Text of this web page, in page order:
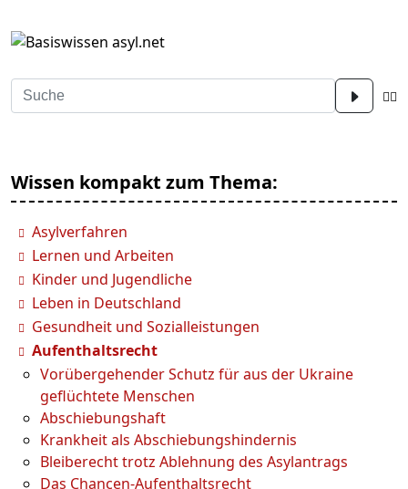
Wissen kompakt zum Thema:
Asylverfahren
Lernen und Arbeiten
Kinder und Jugendliche
Leben in Deutschland
Gesundheit und Sozialleistungen
Aufenthaltsrecht
Vorübergehender Schutz für aus der Ukraine
geflüchtete Menschen
Abschiebungshaft
Krankheit als Abschiebungshindernis
Bleiberecht trotz Ablehnung des Asylantrags
Das Chancen-Aufenthaltsrecht